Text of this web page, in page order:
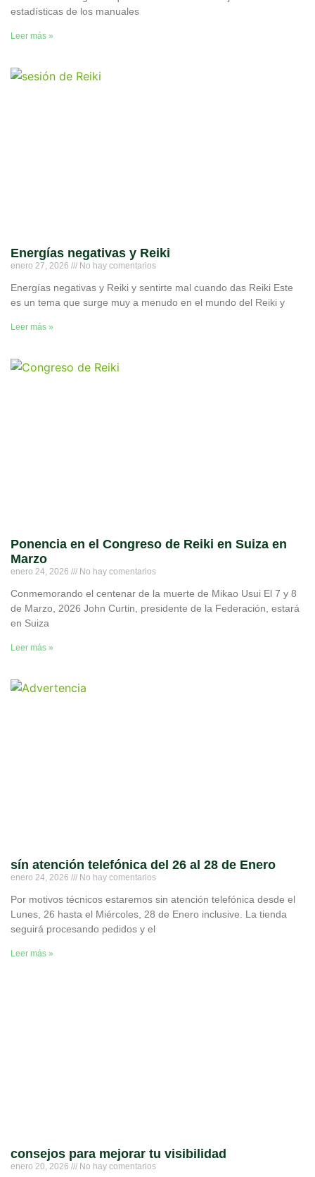
estadísticas de los manuales
Leer más »
Energías negativas y Reiki
enero 27, 2026 No hay comentarios
Energías negativas y Reiki y sentirte mal cuando das Reiki Este
es un tema que surge muy a menudo en el mundo del Reiki y
Leer más »
Ponencia en el Congreso de Reiki en Suiza en
Marzo
enero 24, 2026 No hay comentarios
Conmemorando el centenar de la muerte de Mikao Usui El 7 y 8
de Marzo, 2026 John Curtin, presidente de la Federación, estará
en Suiza
Leer más »
sín atención telefónica del 26 al 28 de Enero
enero 24, 2026 No hay comentarios
Por motivos técnicos estaremos sin atención telefónica desde el
Lunes, 26 hasta el Miércoles, 28 de Enero inclusive. La tienda
seguirá procesando pedidos y el
Leer más »
consejos para mejorar tu visibilidad
enero 20, 2026 No hay comentarios